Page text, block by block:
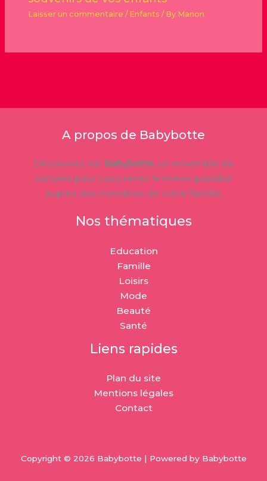
Laisser un commentaire / Enfants / By Manon
A propos de Babybotte
Découvrez sur Babybotte, un ensemble de
conseils pour vous sentir le mieux possible
auprès des membres de votre famille.
Nos thématiques
Education
Famille
Loisirs
Mode
Beauté
Santé
Liens rapides
Plan du site
Mentions légales
Contact
Copyright © 2026 Babybotte | Powered by Babybotte